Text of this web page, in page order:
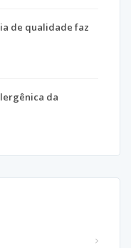
de qualidade faz
da